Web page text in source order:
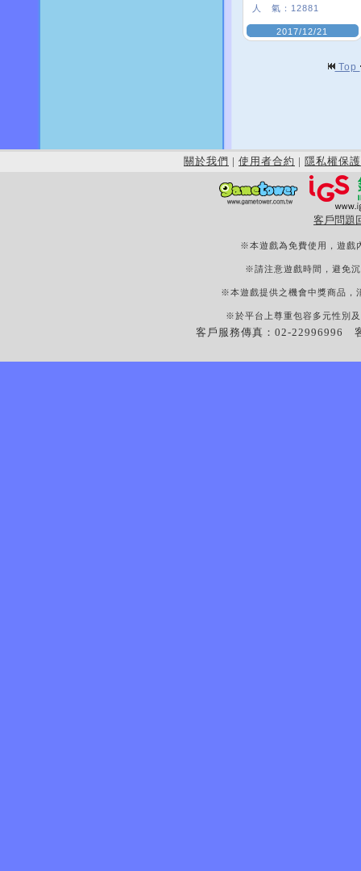
人 氣： 12881
2017/12/21
Top
關於我們 | 使用者合約 | 隱私權保護
客戶問題
※本遊戲為免費使用，遊戲
※請注意遊戲時間，避免
※本遊戲提供之機會中獎商品，
※於平台上尊重包容多元性別
客戶服務傳真：02-22996996